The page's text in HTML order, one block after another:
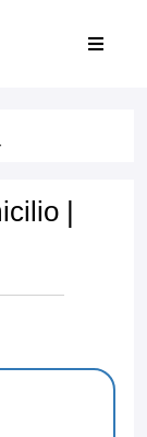
|